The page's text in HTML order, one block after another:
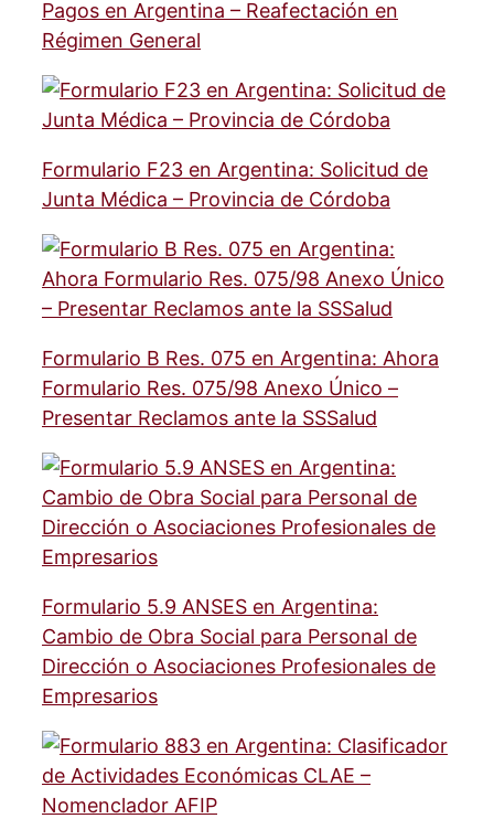
Pagos en Argentina – Reafectación en
Régimen General
Formulario F23 en Argentina: Solicitud de
Junta Médica – Provincia de Córdoba
Formulario B Res. 075 en Argentina: Ahora
Formulario Res. 075/98 Anexo Único –
Presentar Reclamos ante la SSSalud
Formulario 5.9 ANSES en Argentina:
Cambio de Obra Social para Personal de
Dirección o Asociaciones Profesionales de
Empresarios